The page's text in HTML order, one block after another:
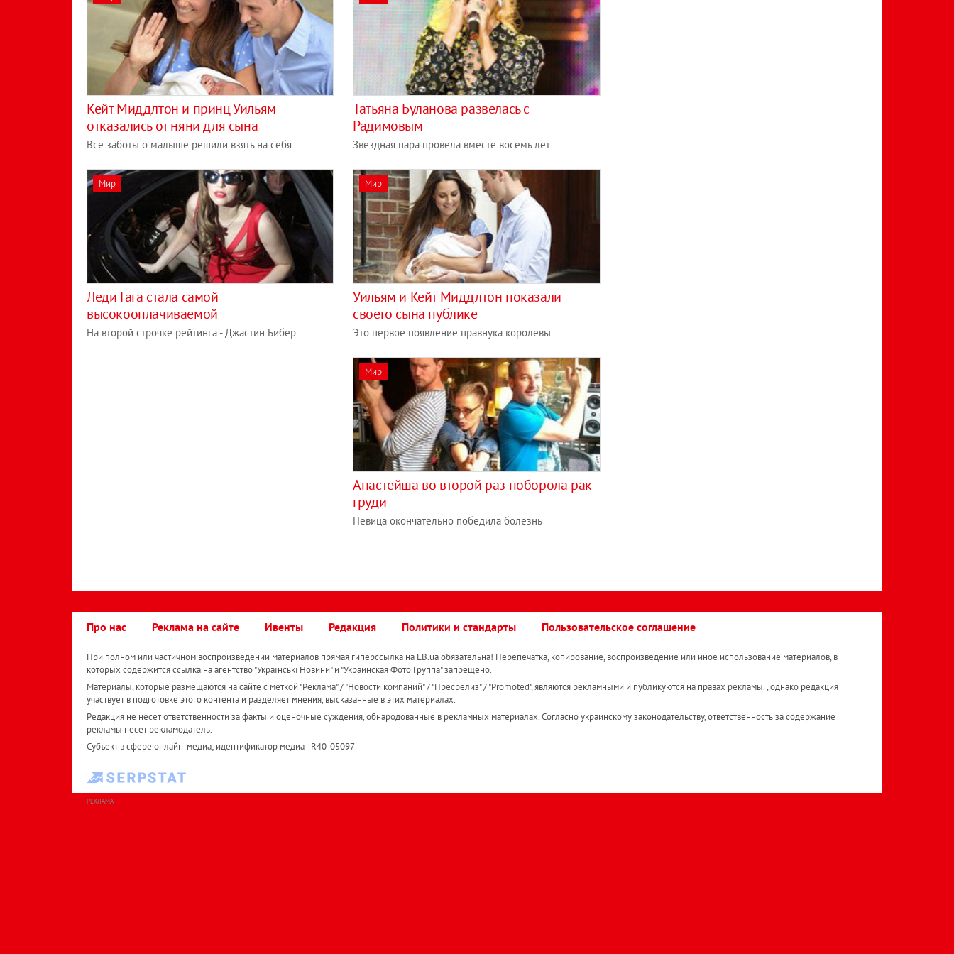
Кейт Миддлтон и принц Уильям
отказались от няни для сына
Все заботы о малыше решили взять на себя
Татьяна Буланова развелась с
Радимовым
Звездная пара провела вместе восемь лет
Мир
Леди Гага стала самой
высокооплачиваемой
На второй строчке рейтинга - Джастин Бибер
Мир
Уильям и Кейт Миддлтон показали
своего сына публике
Это первое появление правнука королевы
Мир
Анастейша во второй раз поборола рак
груди
Певица окончательно победила болезнь
Про нас Реклама на сайте Ивенты Редакция Политики и стандарты Пользовательское соглашение
При полном или частичном воспроизведении материалов прямая гиперссылка на LB.ua обязательна! Перепечатка, копирование, воспроизведение или иное использование материалов, в
которых содержится ссылка на агентство "Українськi Новини" и "Украинская Фото Группа" запрещено.
Материалы, которые размещаются на сайте с меткой "Реклама" / "Новости компаний" / "Пресрелиз" / "Promoted", являются рекламными и публикуются на правах рекламы. , однако редакция
участвует в подготовке этого контента и разделяет мнения, высказанные в этих материалах.
Редакция не несет ответственности за факты и оценочные суждения, обнародованные в рекламных материалах. Согласно украинскому законодательству, ответственность за содержание
рекламы несет рекламодатель.
Субъект в сфере онлайн-медиа; идентификатор медиа - R40-05097
РЕКЛАМА